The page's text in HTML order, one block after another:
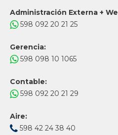
Administración Externa +
598 092 20 21 25
Gerencia:
598 098 10 1065
Contable:
598 092 20 21 29
Aire:
598 42 24 38 40